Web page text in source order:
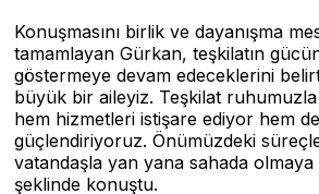
Konuşmasını birlik ve dayanışma
tamamlayan Gürkan, teşkilatın
göstermeye devam edeceklerini
büyük bir aileyiz. Teşkilat
hem hizmetleri istişare ediyor hem de
güçlendiriyoruz. Önümüzdeki
vatandaşla yan yana sahada olmaya
şeklinde konuştu.